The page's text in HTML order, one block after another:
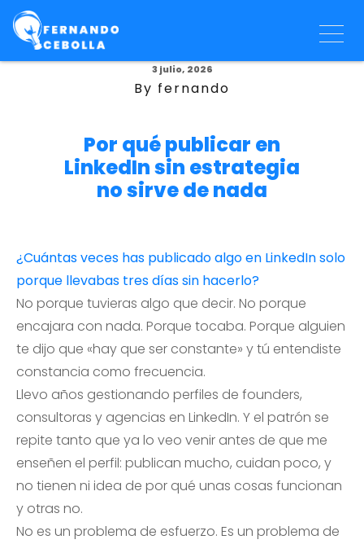
3 julio, 2026
By fernando
Por qué publicar en
LinkedIn sin estrategia
no sirve de nada
¿Cuántas veces has publicado algo en LinkedIn solo
porque llevabas tres días sin hacerlo?
No porque tuvieras algo que decir. No porque
encajara con nada. Porque tocaba. Porque alguien
te dijo que «hay que ser constante» y tú entendiste
constancia como frecuencia.
Llevo años gestionando perfiles de founders,
consultoras y agencias en LinkedIn. Y el patrón se
repite tanto que ya lo veo venir antes de que me
enseñen el perfil: publican mucho, cuidan poco, y
no tienen ni idea de por qué unas cosas funcionan
y otras no.
No es un problema de esfuerzo. Es un problema de